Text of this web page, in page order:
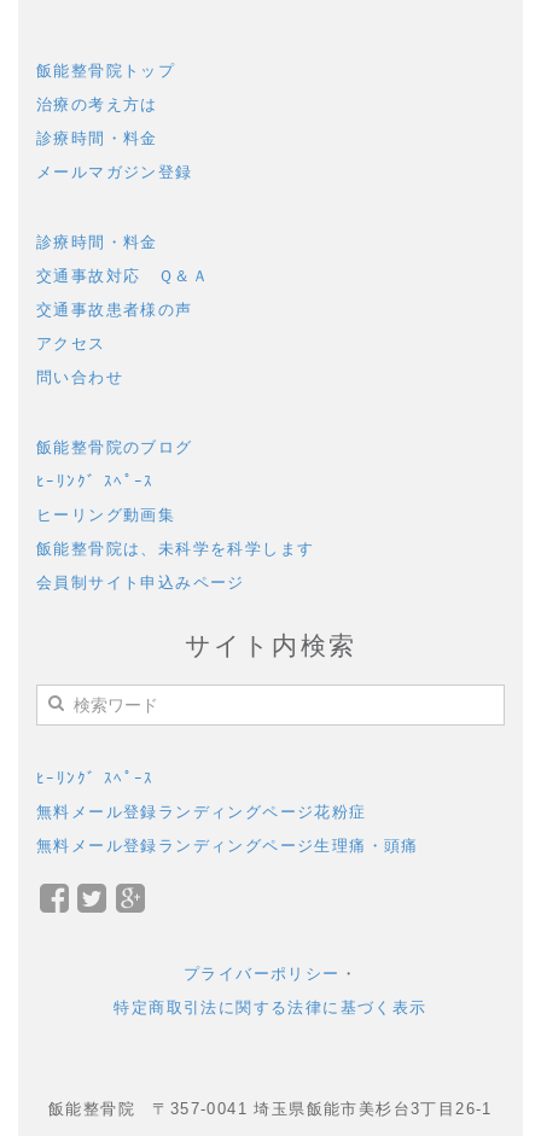
飯能整骨院トップ
治療の考え方は
診療時間・料金
メールマガジン登録
診療時間・料金
交通事故対応 Ｑ＆Ａ
交通事故患者様の声
アクセス
問い合わせ
飯能整骨院のブログ
ﾋｰﾘﾝｸﾞ ｽﾍﾟｰｽ
ヒーリング動画集
飯能整骨院は、未科学を科学します
会員制サイト申込みページ
サイト内検索
ﾋｰﾘﾝｸﾞ ｽﾍﾟｰｽ
無料メール登録ランディングページ花粉症
無料メール登録ランディングページ生理痛・頭痛
Facebook
Twitter
ェ
ェ
プライバーポリシー ・
特定商取引法に関する法律に基づく表示
飯能整骨院 〒357-0041 埼玉県飯能市美杉台3丁目26-1